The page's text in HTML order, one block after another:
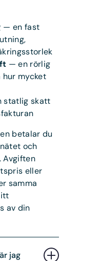
— en fast
— en rörlig
mycket
statlig skatt
betalar du
och
Avgiften
eller
samma
av din
jag